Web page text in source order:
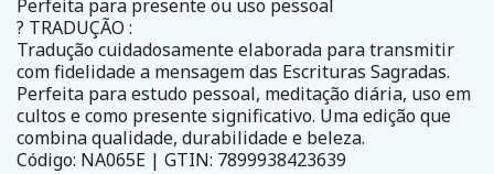
Perfeita para presente ou uso pessoal
? TRADUÇÃO :
Tradução cuidadosamente elaborada para transmitir
com fidelidade a mensagem das Escrituras Sagradas.
Perfeita para estudo pessoal, meditação diária, uso em
cultos e como presente significativo. Uma edição que
combina qualidade, durabilidade e beleza.
Código: NA065E | GTIN: 7899938423639